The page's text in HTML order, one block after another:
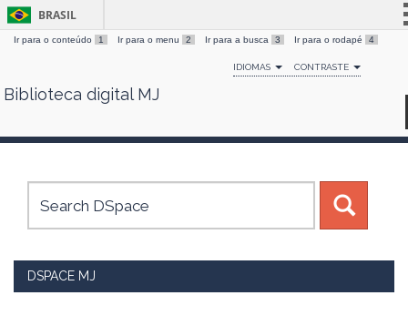
Skip
BRASIL
Simplifique!
Comunica BR
Canais
Ir para o conteúdo 1 Ir para o menu 2 Ir para a busca 3 Ir para o rodapé 4
IDIOMAS CONTRASTE
Biblioteca digital MJ
DSPACE MJ